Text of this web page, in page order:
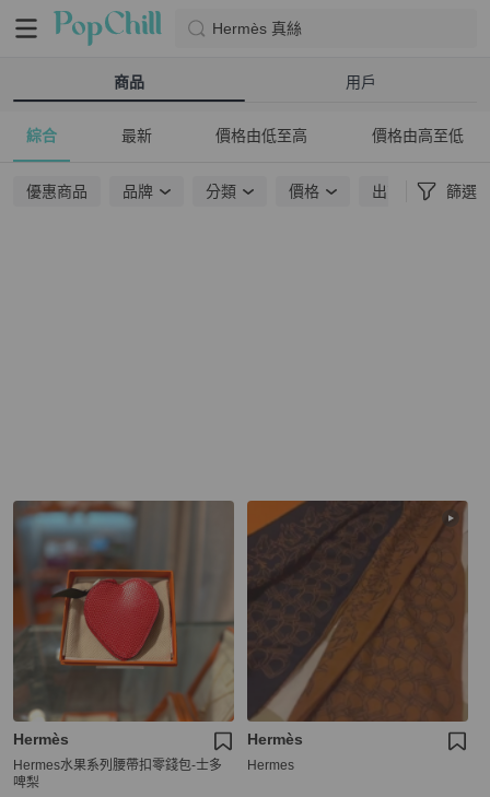
Hermès 真絲
商品 用戶
綜合 最新 價格由低至高 價格由高至低
優惠商品 品牌 分類 價格 出貨地點 篩選
Hermès
Hermes水果系列腰帶扣零錢包-士多
啤梨
Hermès
Hermes